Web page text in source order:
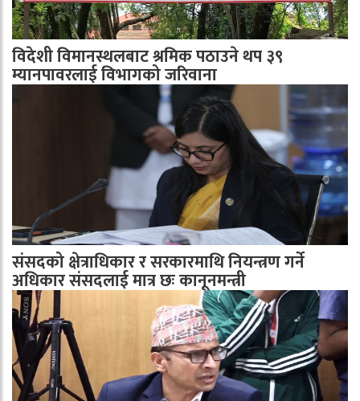
विदेशी विमानस्थलबाट श्रमिक पठाउने थप ३९
म्यानपावरलाई विभागको जरिवाना
संसदको क्षेत्राधिकार र सरकारमाथि नियन्त्रण गर्ने
अधिकार संसदलाई मात्र छः कानूनमन्त्री